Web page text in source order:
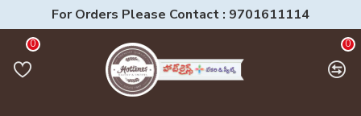
For Orders Please Contact : 9701611114
0 0